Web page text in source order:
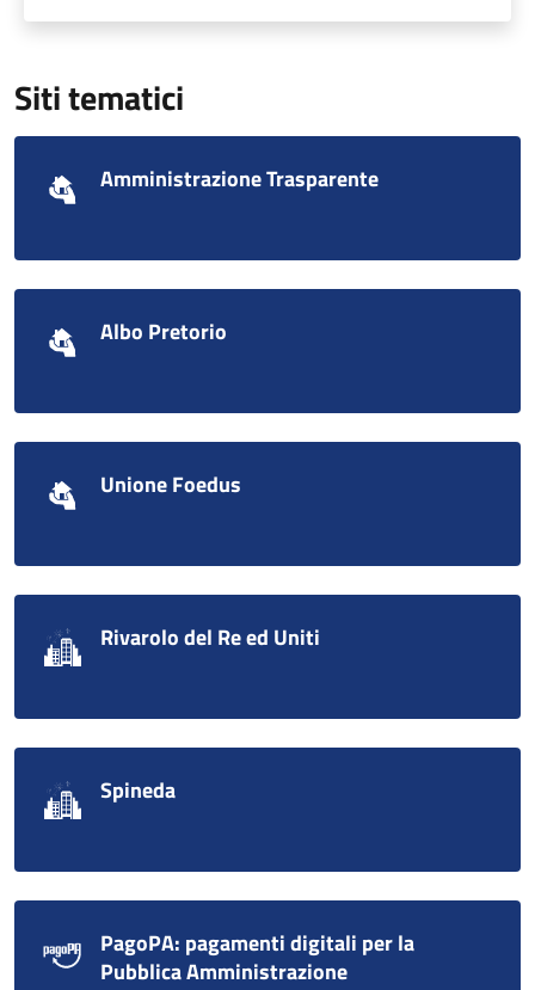
Siti tematici
Amministrazione Trasparente
Albo Pretorio
Unione Foedus
Rivarolo del Re ed Uniti
Spineda
PagoPA: pagamenti digitali per la
Pubblica Amministrazione